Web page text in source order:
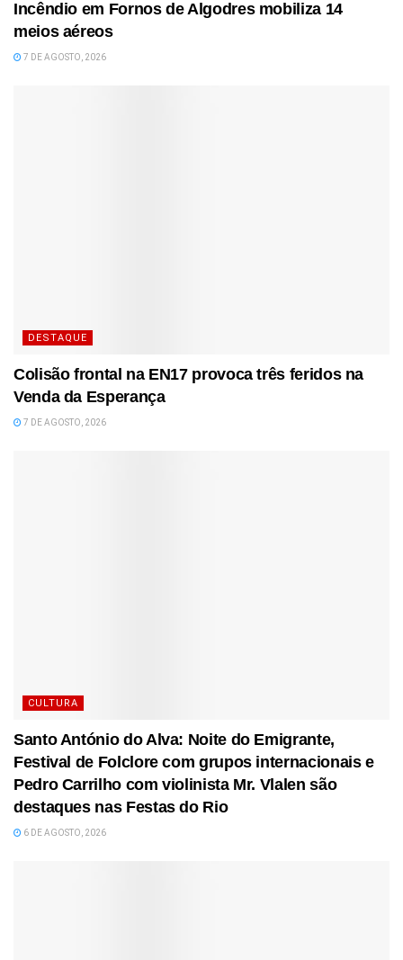
Incêndio em Fornos de Algodres mobiliza 14
meios aéreos
7 DE AGOSTO, 2026
DESTAQUE
Colisão frontal na EN17 provoca três feridos na
Venda da Esperança
7 DE AGOSTO, 2026
CULTURA
Santo António do Alva: Noite do Emigrante,
Festival de Folclore com grupos internacionais e
Pedro Carrilho com violinista Mr. Vlalen são
destaques nas Festas do Rio
6 DE AGOSTO, 2026